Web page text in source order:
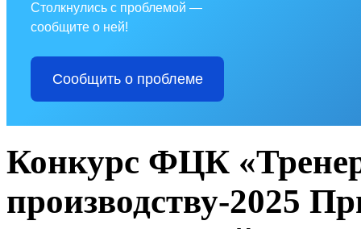
Столкнулись с проблемой —
сообщите о ней!
Сообщить о проблеме
Конкурс ФЦК
производству-2025